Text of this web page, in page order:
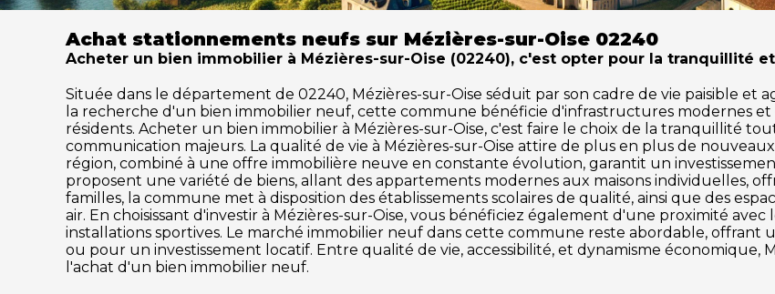
Achat stationnements neufs sur Mézières-sur-Oise 02240
Acheter un bien immobilier à Mézières-sur-Oise (02240), c'est opter pour la tranquillité
Située dans le département de 02240, Mézières-sur-Oise séduit par son cadre de vie paisible et
la recherche d'un bien immobilier neuf, cette commune bénéficie d'infrastructures modernes et
résidents. Acheter un bien immobilier à Mézières-sur-Oise, c'est faire le choix de la tranquillité
communication majeurs. La qualité de vie à Mézières-sur-Oise attire de plus en plus de
région, combiné à une offre immobilière neuve en constante évolution, garantit un
proposent une variété de biens, allant des appartements modernes aux maisons individuelles,
familles, la commune met à disposition des établissements scolaires de qualité, ainsi que des
air. En choisissant d'investir à Mézières-sur-Oise, vous bénéficiez également d'une proximité avec
installations sportives. Le marché immobilier neuf dans cette commune reste abordable,
ou pour un investissement locatif. Entre qualité de vie, accessibilité, et dynamisme économique,
l'achat d'un bien immobilier neuf.